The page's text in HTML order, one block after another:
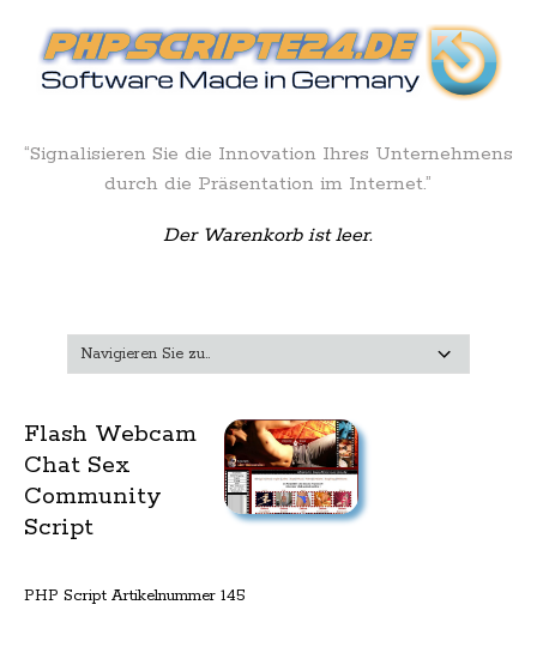
“Signalisieren Sie die Innovation Ihres Unternehmens
durch die Präsentation im Internet.”
Der Warenkorb ist leer.
Flash Webcam
Chat Sex
Community
Script
PHP Script Artikelnummer 145